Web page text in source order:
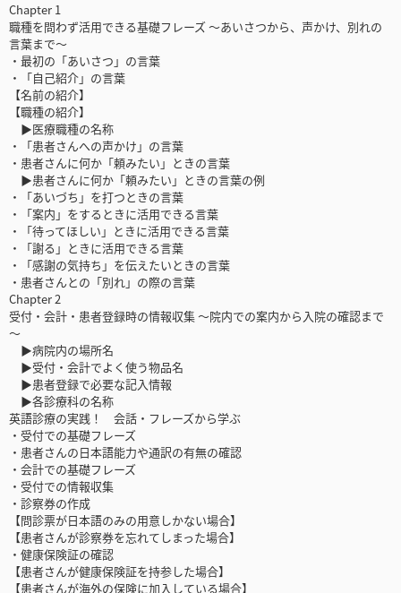
Chapter 1
職種を問わず活用できる基礎フレーズ ～あいさつから、声かけ、別れの
言葉まで～
・最初の「あいさつ」の言葉
・「自己紹介」の言葉
【名前の紹介】
【職種の紹介】
▶医療職種の名称
・「患者さんへの声かけ」の言葉
・患者さんに何か「頼みたい」ときの言葉
▶患者さんに何か「頼みたい」ときの言葉の例
・「あいづち」を打つときの言葉
・「案内」をするときに活用できる言葉
・「待ってほしい」ときに活用できる言葉
・「謝る」ときに活用できる言葉
・「感謝の気持ち」を伝えたいときの言葉
・患者さんとの「別れ」の際の言葉
Chapter 2
受付・会計・患者登録時の情報収集 ～院内での案内から入院の確認まで
～
▶病院内の場所名
▶受付・会計でよく使う物品名
▶患者登録で必要な記入情報
▶各診療科の名称
英語診療の実践！ 会話・フレーズから学ぶ
・受付での基礎フレーズ
・患者さんの日本語能力や通訳の有無の確認
・会計での基礎フレーズ
・受付での情報収集
・診察券の作成
【問診票が日本語のみの用意しかない場合】
【患者さんが診察券を忘れてしまった場合】
・健康保険証の確認
【患者さんが健康保険証を持参した場合】
【患者さんが海外の保険に加入している場合】